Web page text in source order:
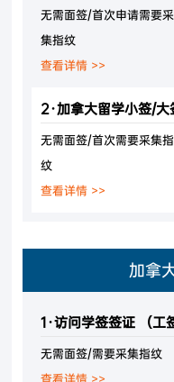
无需面签/首次申请需要采
集指纹
查看详情 >>
2·加拿大留学小签/大
无需面签/首次需要采集指
纹
查看详情 >>
加拿
1·访问学签签证 （工
无需面签/需要采集指纹